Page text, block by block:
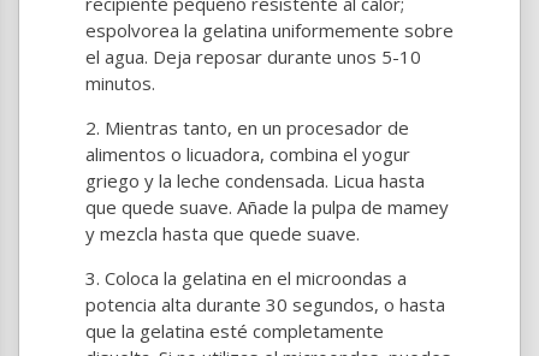
espolvorea la gelatina uniformemente sobre
el agua. Deja reposar durante unos 5-10
minutos.
Mientras tanto, en un procesador de
alimentos o licuadora, combina el yogur
griego y la leche condensada. Licua hasta
que quede suave. Añade la pulpa de mamey
y mezcla hasta que quede suave.
Coloca la gelatina en el microondas a
potencia alta durante 30 segundos, o hasta
que la gelatina esté completamente